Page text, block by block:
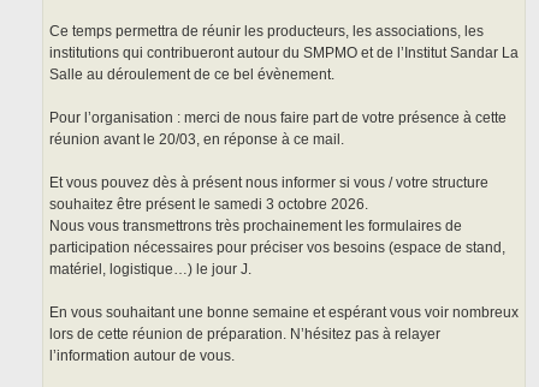
Ce temps permettra de réunir les producteurs, les associations, les
institutions qui contribueront autour du SMPMO et de l’Institut Sandar La
Salle au déroulement de ce bel évènement.
Pour l’organisation : merci de nous faire part de votre présence à cette
réunion avant le 20/03, en réponse à ce mail.
Et vous pouvez dès à présent nous informer si vous / votre structure
souhaitez être présent le samedi 3 octobre 2026.
Nous vous transmettrons très prochainement les formulaires de
participation nécessaires pour préciser vos besoins (espace de stand,
matériel, logistique…) le jour J.
En vous souhaitant une bonne semaine et espérant vous voir nombreux
lors de cette réunion de préparation. N’hésitez pas à relayer
l’information autour de vous.